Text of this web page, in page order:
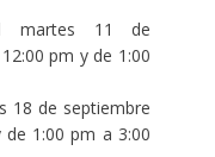
martes 11 de
pm y de 1:00
18 de septiembre
1:00 pm a 3:00